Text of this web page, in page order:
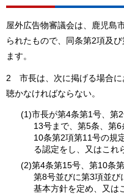
屋外広告物審議会は、鹿児島
られたもので、同条第2項及
ます。
2 市長は、次に掲げる場合
聴かなければならない。
(1)市長が第4条第1号、第
13号まで、第5条、第
10条第2項第11号の規
る認定をし、又はこれ
(2)第4条第15号、第10条
第8号並びに第3項並び
基本方針を定め、又は